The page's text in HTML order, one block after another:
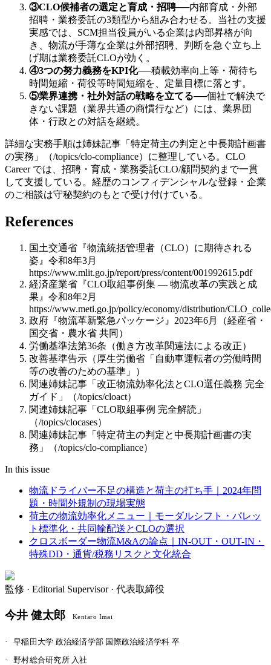
③CLO候補者の選定と育成・招聘──内部育成・外部
招聘・業務委託の3類型から組み合わせる。当社の支援
実感では、SCM担当役員がいる企業は内部昇格が向
き、物流が手薄な企業は外部招聘、判断を急ぐ立ち上
げ期は業務委託CLOが効く。
④3つの努力義務をKPI化──積載効率向上等・荷待ち
時間短縮・荷役等時間短縮を、定量目標に落とす。
⑤業界連携・社外対話の戦略を立てる──個社で解決で
きない課題（業界共通の商慣行など）には、業界団
体・行政との対話を継続。
詳細な実務手順は姉妹記事「特定荷主の判定と中長期計画書
の実務」（/topics/clo-compliance）に整理している。CLO
Career では、招聘・育成・業務委託CLO/顧問契約まで一貫
して支援している。経歴のコンフィデンシャルな登録・企業
のご相談は守秘契約のもとで受け付けている。
References
国土交通省『物流統括管理者（CLO）に期待される
姿』令和8年3月
https://www.mlit.go.jp/report/press/content/001992615.pdf
経済産業省『CLO取組事例集 — 物流改革の実践と成
果』令和8年2月
https://www.meti.go.jp/policy/economy/distribution/
政府『物流革新緊急パッケージ』2023年6月（経産省・
国交省・農水省 共同）
労働基準法第36条（働き方改革関連法による改正）
改善基準告示（厚生労働省「自動車運転者の労働時間
等の改善のための基準」）
関連姉妹記事「改正物流効率化法とCLO選任義務 完全
ガイド」（/topics/cloact）
関連姉妹記事「CLO取組事例 完全解読」
（/topics/clocases）
関連姉妹記事「特定荷主の判定と中長期計画書の実
務」（/topics/clo-compliance）
In this issue
物流ドライバー不足の構造と荷主の打ち手｜2024年問
題・時間外規制の現場実態
荷主の物流効率化メニュー｜モーダルシフト・パレッ
ト標準化・共同輸配送とCLOの選択
クロスボーダー物流M&Aの論点｜IN-OUT・OUT-IN・
特殊DD・通貨/税務リスクと文化統合
監修 · Editorial Supervisor · 代表取締役
今井 健太郎 Kentaro Imai
·
早稲田大学 政治経済学部 国際政治経済学科 卒
·
野村総合研究所 入社